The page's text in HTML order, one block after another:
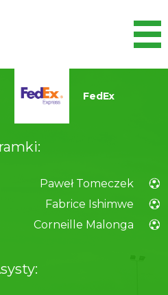
FedEx
Paweł Tomeczek
Fabrice Ishimwe
Corneille Malonga